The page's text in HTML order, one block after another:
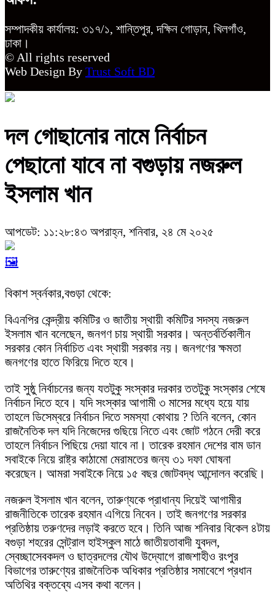
সম্পাদকীয় কার্যালয়: ৩১৭/১, শান্তিপুর, দক্ষিন গোড়ান, খিলগাঁও,
ঢাকা।
© All rights reserved
Web Design By Trust Soft BD
দল গোছানোর নামে নির্বাচন
পেছানো যাবে না বগুড়ায় নজরুল
ইসলাম খান
আপডেট: ১১:২৮:৪৩ অপরাহ্ন, শনিবার, ২৪ মে ২০২৫
🖼️
বিকাশ স্বর্নকার,বগুড়া থেকে:
বিএনপির কেন্দ্রীয় কমিটির ও জাতীয় স্থায়ী কমিটির সদস্য নজরুল
ইসলাম খান বলেছেন, জনগণ চায় স্থায়ী সরকার। অন্তর্বর্তিকালীন
সরকার কোন নির্বাচিত এবং স্থায়ী সরকার নয়। জনগণের ক্ষমতা
জনগণের হাতে ফিরিয়ে দিতে হবে।
তাই সুষ্ঠু নির্বাচনের জন্য যতটুকু সংস্কার দরকার ততটুকু সংস্কার শেষে
নির্বাচন দিতে হবে। যদি সংস্কার আগামী ৩ মাসের মধ্যে হয়ে যায়
তাহলে ডিসেম্বরে নির্বাচন দিতে সমস্যা কোথায় ? তিনি বলেন, কোন
রাজনৈতিক দল যদি নিজেদের গুছিয়ে নিতে এবং জোট গঠনে দেরী করে
তাহলে নির্বাচন পিছিয়ে দেয়া যাবে না। তারেক রহমান দেশের বাম ডান
সবাইকে নিয়ে রাষ্ট্র কাঠামো মেরামতের জন্য ৩১ দফা ঘোষনা
করেছেন। আমরা সবাইকে নিয়ে ১৫ বছর জোটবদ্ধ আন্দোলন করেছি।
নজরুল ইসলাম খান বলেন, তারুণ্যকে প্রাধান্য দিয়েই আগামীর
রাজনীতিকে তারেক রহমান এগিয়ে নিবেন। তাই জনগণের সরকার
প্রতিষ্ঠায় তরুণদের লড়াই করতে হবে। তিনি আজ শনিবার বিকেল ৪টায়
বগুড়া শহরের সেন্ট্রাল হাইস্কুল মাঠে জাতীয়তাবাদী যুবদল,
স্বেচ্ছাসেবকদল ও ছাত্রদলের যৌথ উদ্যোগে রাজশাহীও রংপুর
বিভাগের তারুণ্যের রাজনৈতিক অধিকার প্রতিষ্ঠার সমাবেশে প্রধান
অতিথির বক্তব্যে এসব কথা বলেন।